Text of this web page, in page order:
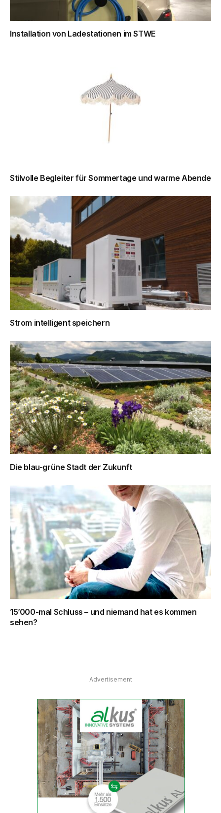
Installation von Ladestationen im STWE
Stilvolle Begleiter für Sommertage und warme Abende
Strom intelligent speichern
Die blau-grüne Stadt der Zukunft
15’000-mal Schluss – und niemand hat es kommen
sehen?
Advertisement